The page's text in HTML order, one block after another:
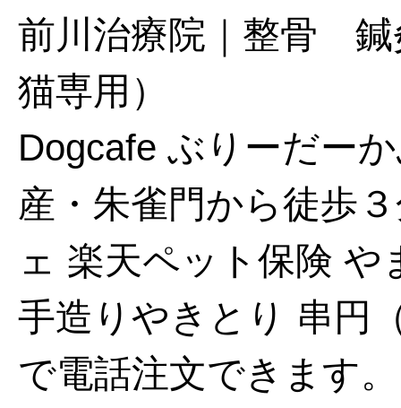
前川治療院｜整骨
猫専用）
Dogcafe ぶりーだー
産・朱雀門から徒歩
ェ 楽天ペット保険 や
手造りやきとり 串円
で電話注文できます